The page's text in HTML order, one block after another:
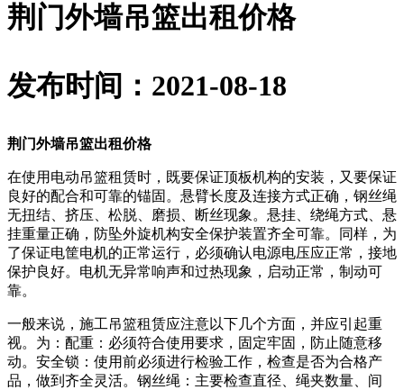
荆门外墙吊篮出租价格
发布时间：2021-08-18
荆门外墙吊篮出租价格
在使用电动吊篮租赁时，既要保证顶板机构的安装，又要保证
良好的配合和可靠的锚固。悬臂长度及连接方式正确，钢丝绳
无扭结、挤压、松脱、磨损、断丝现象。悬挂、绕绳方式、悬
挂重量正确，防坠外旋机构安全保护装置齐全可靠。同样，为
了保证电筐电机的正常运行，必须确认电源电压应正常，接地
保护良好。电机无异常响声和过热现象，启动正常，制动可
靠。
一般来说，施工吊篮租赁应注意以下几个方面，并应引起重
视。为：配重：必须符合使用要求，固定牢固，防止随意移
动。安全锁：使用前必须进行检验工作，检查是否为合格产
品，做到齐全灵活。钢丝绳：主要检查直径、绳夹数量、间